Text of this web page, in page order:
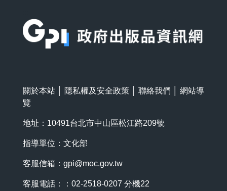
關於本站 隱私權及安全政策 聯絡我們
網站導
覽
地址：10491台北市中山區松江路209號
指導單位：文化部
客服信箱： gpi@moc.gov.tw
客服電話：：02-2518-0207 分機22